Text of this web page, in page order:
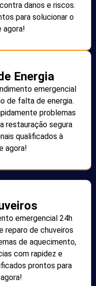
danos e riscos.
para solucionar o
agora!
Energia
emergencial
de falta de energia.
problemas
restauração segura
qualificados à
agora!
emergencial 24h
reparo de chuveiros
de aquecimento,
com rapidez e
prontos para